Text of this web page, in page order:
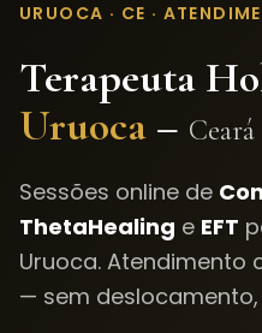
URUOCA · CE ·
Terapeuta
Uruoca – Ceará
Sessões online de
ThetaHealing e EFT
Uruoca. Atendimento
— sem